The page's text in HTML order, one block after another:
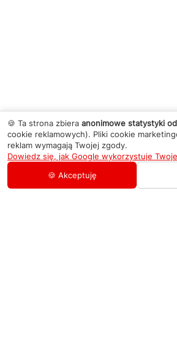
🍪 Ta strona zbiera anonimowe statystyki
cookie reklamowych). Pliki cookie
reklam wymagają Twojej zgody.
Dowiedz się, jak Google wykorzystuje
🍪 Akceptuję